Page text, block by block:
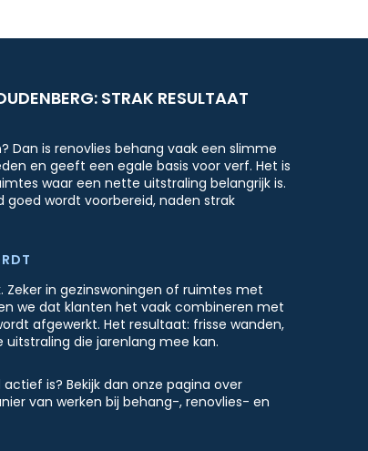
STRAK RESULTAAT
Dan is renovlies behang vaak een slimme
en geeft een egale basis voor verf. Het is
waar een nette uitstraling belangrijk is.
goed wordt voorbereid, naden strak
Zeker in gezinswoningen of ruimtes met
we dat klanten het vaak combineren met
afgewerkt. Het resultaat: frisse wanden,
die jarenlang mee kan.
is? Bekijk dan onze pagina over
van werken bij behang-, renovlies- en